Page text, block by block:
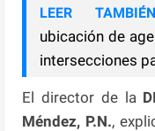
LEER
ubicación de
intersecciones
El director de la
Méndez, P.N.,